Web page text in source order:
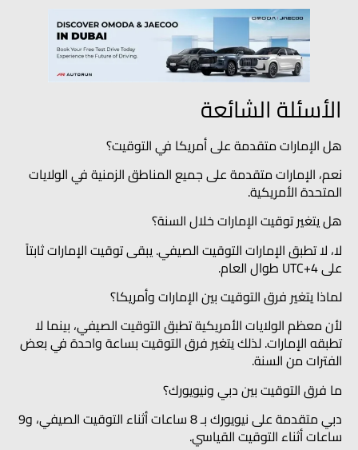
الأسئلة الشائعة
هل الإمارات متقدمة على أمريكا في التوقيت؟
نعم، الإمارات متقدمة على جميع المناطق الزمنية في الولايات
المتحدة الأمريكية.
هل يتغير توقيت الإمارات خلال السنة؟
لا، لا تطبق الإمارات التوقيت الصيفي. يبقى توقيت الإمارات ثابتاً
على UTC+4 طوال العام.
لماذا يتغير فرق التوقيت بين الإمارات وأمريكا؟
لأن معظم الولايات الأمريكية تطبق التوقيت الصيفي، بينما لا
تطبقه الإمارات. لذلك يتغير فرق التوقيت بساعة واحدة في بعض
الفترات من السنة.
ما فرق التوقيت بين دبي ونيويورك؟
دبي متقدمة على نيويورك بـ 8 ساعات أثناء التوقيت الصيفي، و9
ساعات أثناء التوقيت القياسي.